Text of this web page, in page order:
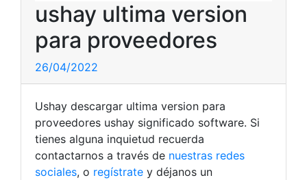
ushay ultima version
para proveedores
26/04/2022
Ushay descargar ultima version para
proveedores ushay significado software. Si
tienes alguna inquietud recuerda
contactarnos a través de nuestras redes
sociales, o regístrate y déjanos un